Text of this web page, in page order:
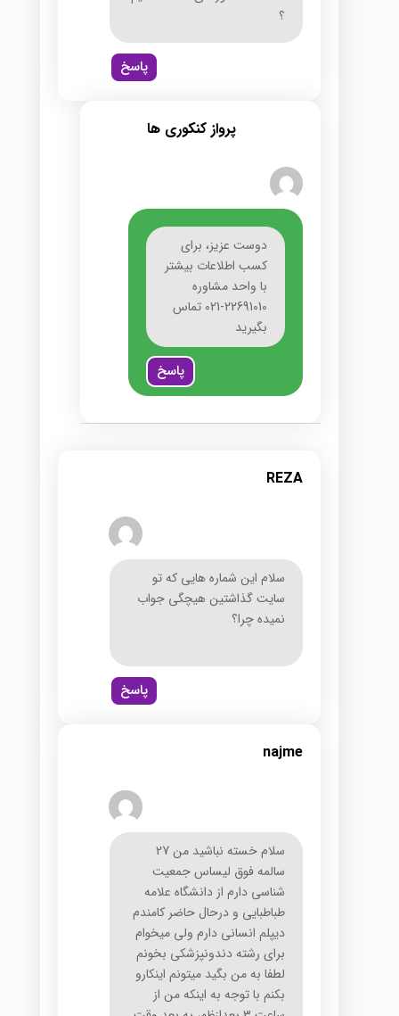
؟
پاسخ
پرواز کنکوری ها
دوست عزیز، برای
کسب اطلاعات بیشتر
با واحد مشاوره
22691010-021 تماس
بگیرید
پاسخ
REZA
سلام این شماره هایی که تو
سایت گذاشتین هیچگی جواب
نمیده چرا؟
پاسخ
najme
سلام خسته نباشيد من 27
سالمه فوق ليساس جمعيت
شناسي دارم از دانشگاه علامه
طباطبايي و درحال حاضر كامندم
ديپلم انساني دارم ولي ميخوام
براي رشته دندونپزشكي بخونم
لطفا به من بگيد ميتونم اينكارو
بكنم با توجه به اينكه من از